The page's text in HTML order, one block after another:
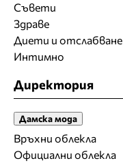
Съвети
Здраве
Диети и отслабване
Интимно
Директория
Дамска мода
Връхни облекла
Официални облекла